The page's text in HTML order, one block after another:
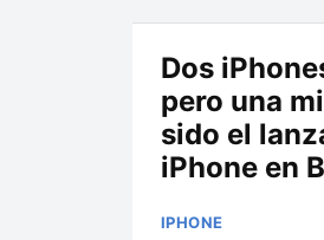
Dos
pero una
sido el
iPhone en
IPHONE